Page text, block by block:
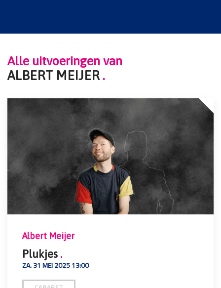
Alle uitvoeringen van
ALBERT MEIJER .
Albert Meijer
Plukjes .
ZA. 31 MEI 2025 13:00